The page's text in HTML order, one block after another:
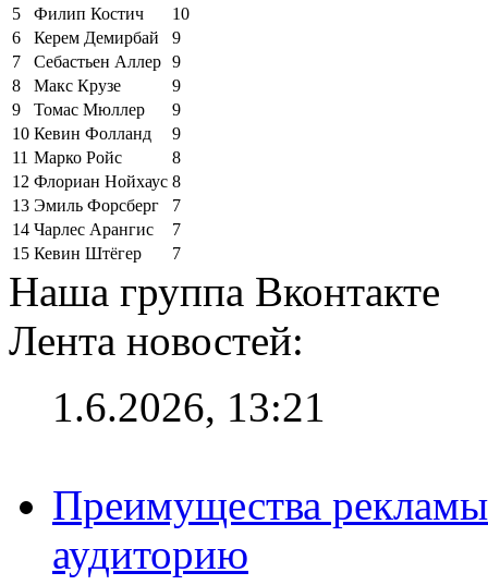
5
Филип Костич
10
6
Керем Демирбай
9
7
Себастьен Аллер 9
8
Макс Крузе
9
9
Томас Мюллер
9
10 Кевин Фолланд
9
11 Марко Ройс
8
12 Флориан Нойхаус 8
13 Эмиль Форсберг
7
14 Чарлес Арангис
7
15 Кевин Штёгер 7
Наша группа Вконтакте
Лента новостей:
1.6.2026, 13:21
Преимущества
аудиторию